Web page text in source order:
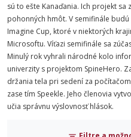
sú to ešte Kanaďania. Ich projekt
pohonných hmôt. V semifinále
Imagine Cup, ktoré v niektorých
Microsoftu. Víťazi semifinále sa
Minulý rok vyhrali národné kolo
univerzity s projektom SpineHero.
držania tela pri sedení za
zase tím Speekle. Jeho členovia
učia správnu výslovnosť hlások.